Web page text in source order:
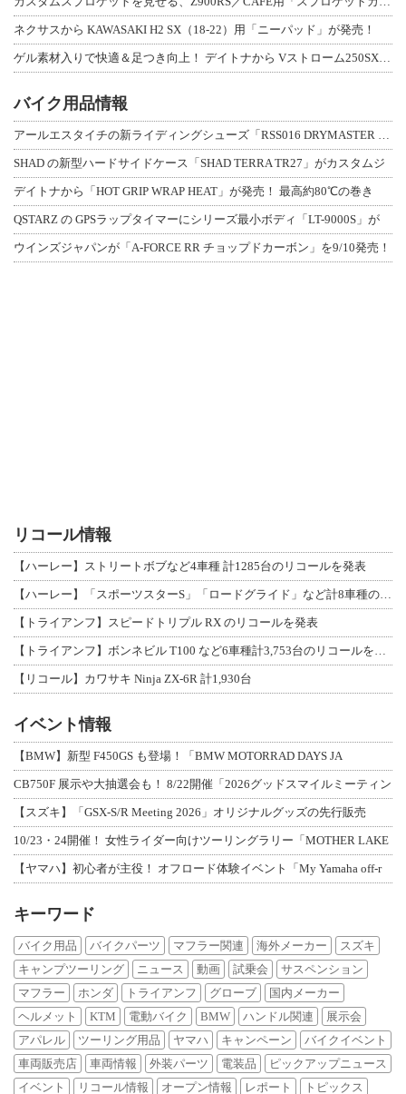
ネクサスから KAWASAKI H2 SX（18-22）用「ニーパッド」が発売！
バイク用品情報
SHAD の新型ハードサイドケース「SHAD TERRA TR27」がカスタムジ
デイトナから「HOT GRIP WRAP HEAT」が発売！ 最高約80℃の巻き
QSTARZ の GPSラップタイマーにシリーズ最小ボディ「LT-9000S」が
ウインズジャパンが「A-FORCE RR チョップドカーボン」を9/10発売！
リコール情報
【ハーレー】ストリートボブなど4車種 計1285台のリコールを発表
【トライアンフ】スピードトリプル RX のリコールを発表
【リコール】カワサキ Ninja ZX-6R 計1,930台
イベント情報
【BMW】新型 F450GS も登場！「BMW MOTORRAD DAYS JA
CB750F 展示や大抽選会も！ 8/22開催「2026グッドスマイルミーティン
【スズキ】「GSX-S/R Meeting 2026」オリジナルグッズの先行販売
10/23・24開催！ 女性ライダー向けツーリングラリー「MOTHER LAKE
【ヤマハ】初心者が主役！ オフロード体験イベント「My Yamaha off-r
キーワード
バイク用品 バイクパーツ マフラー関連 海外メーカー
スズキ
キャンプツーリング
ニュース 動画 試乗会
サスペンション
マフラー
ホンダ トライアンフ グローブ
国内メーカー
ヘルメット
KTM 電動バイク BMW ハンドル関連
展示会
アパレル
ツーリング用品 ヤマハ キャンペーン
バイクイベント
車両販売店
車両情報 外装パーツ 電装品
ピックアップニュース
イベント
リコール情報 オープン情報 レポート トピックス